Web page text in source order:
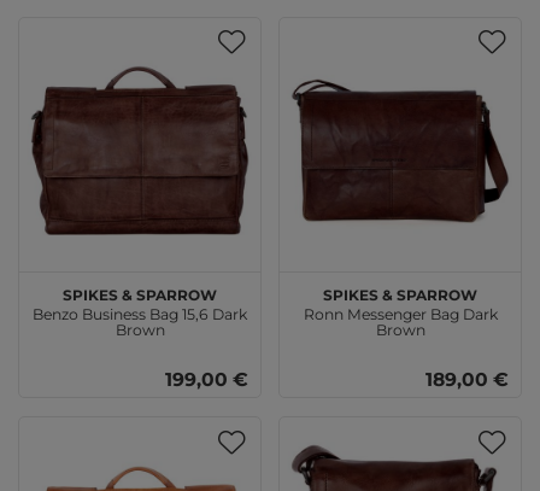
SPIKES & SPARROW
Benzo Business Bag 15,6 Dark
Brown
199,00 €
SPIKES & SPARROW
Ronn Messenger Bag Dark
Brown
189,00 €